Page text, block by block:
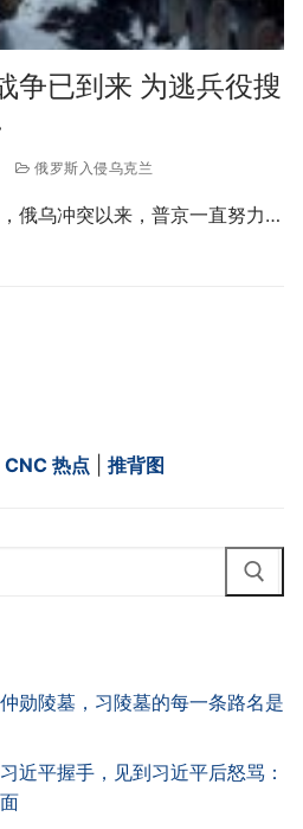
争已到来 为逃兵役搜
俄罗斯入侵乌克兰
俄乌冲突以来，普京一直努力…
CNC 热点 推背图
勋陵墓，习陵墓的每一条路名是
近平握手，见到习近平后怒骂：